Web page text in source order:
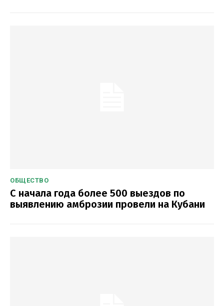
ОБЩЕСТВО
С начала года более 500 выездов по
выявлению амброзии провели на Кубани